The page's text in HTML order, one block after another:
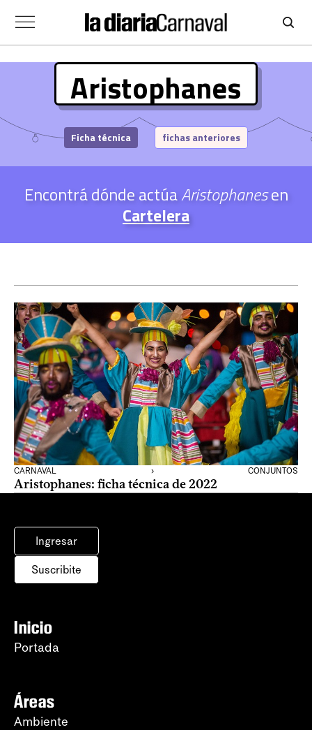
Aristophanes
Ficha técnica fichas anteriores
Encontrá dónde actúaAristophanesen
Cartelera
CARNAVAL › CONJUNTOS
Aristophanes: ficha técnica de 2022
Ingresar
Suscribite
Inicio
Portada
Áreas
Ambiente